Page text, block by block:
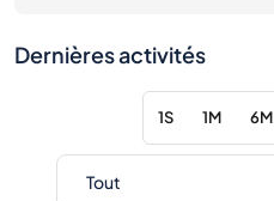
Dernières activités
1S 1M 6M